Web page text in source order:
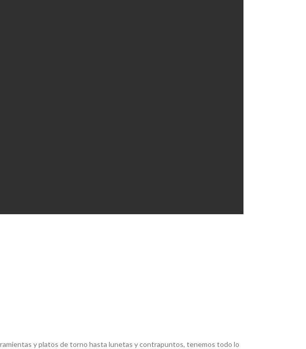
y platos de torno hasta lunetas y contrapuntos, tenemos todo lo